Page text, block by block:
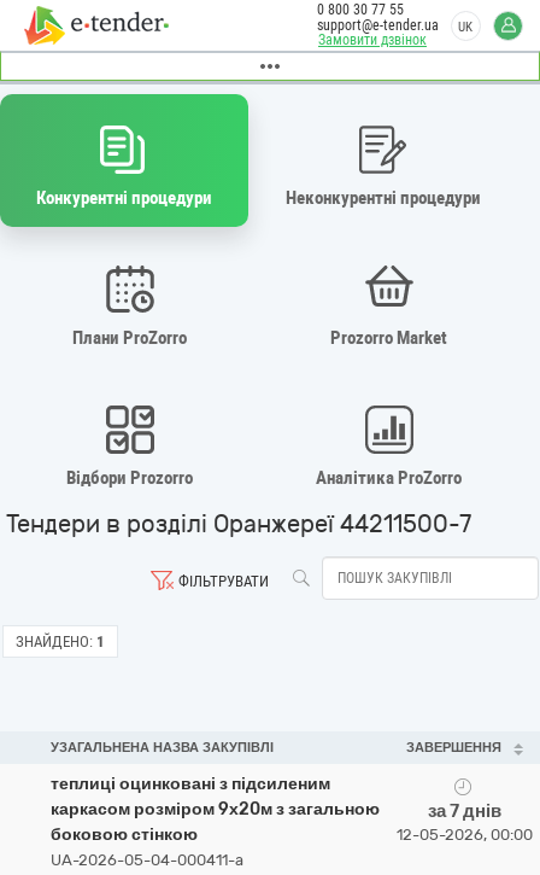
Замовити дзвінок
0 800 30 77 55
support@e-tender.ua
UK
Конкурентні процедури Неконкурентні процедури
Плани ProZorro Prozorro Market
Відбори Prozorro Аналітика ProZorro
Тендери в розділі Оранжереї 44211500-7
ФІЛЬТРУВАТИ
ЗНАЙДЕНО: 1
УЗАГАЛЬНЕНА НАЗВА ЗАКУПІВЛІ ЗАВЕРШЕННЯ
теплиці оцинковані з підсиленим
каркасом розміром 9х20м з загальною
боковою стінкою
UA-2026-05-04-000411-a
за 7 днів
12-05-2026, 00:00